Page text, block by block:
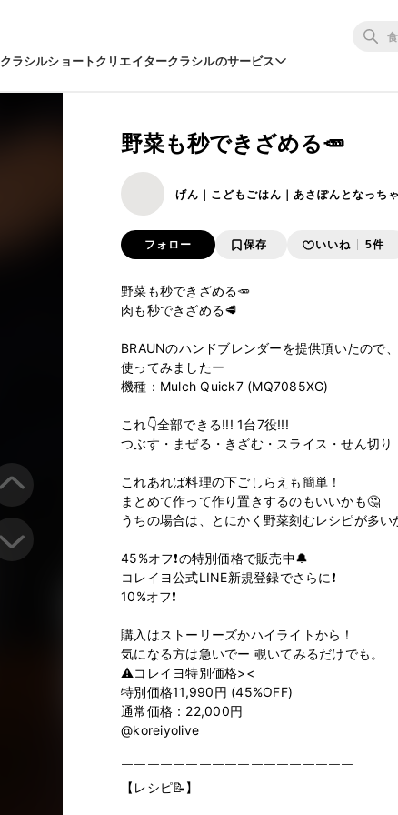
クラシルショートクリエイタークラシルのサービス
野菜も秒できざめる🥕
げん｜こどもごはん｜あさぽんとなっち
フォロー 保存 いいね 5件
野菜も秒できざめる🥕
肉も秒できざめる🥩
BRAUNのハンドブレンダーを提供頂いたので、
使ってみましたー
機種：Mulch Quick7 (MQ7085XG)
これ👇全部できる!!! 1台7役!!!
つぶす・まぜる・きざむ・スライス・せん切り
これあれば料理の下ごしらえも簡単！
まとめて作って作り置きするのもいいかも🤔
うちの場合は、とにかく野菜刻むレシピが多い
45%オフ❗の特別価格で販売中🔔
コレイヨ公式LINE新規登録でさらに❗
10%オフ❗
購入はストーリーズかハイライトから！
気になる方は急いでー 覗いてみるだけでも。
⚠︎コレイヨ特別価格><
特別価格11,990円 (45%OFF)
通常価格：22,000円
@koreiyolive
￣￣￣￣￣￣￣￣￣￣￣￣￣￣￣￣￣￣
【レシピ📝】